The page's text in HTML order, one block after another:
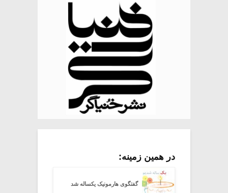
در همین زمینه:
گفتگوی هارمونیک یکساله شد